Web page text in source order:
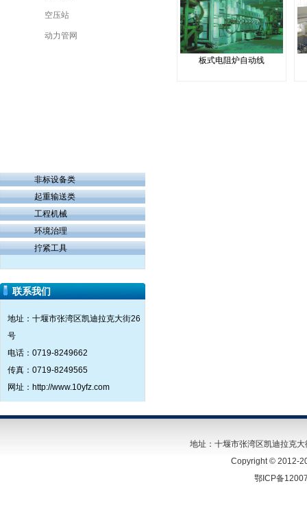
空压站
动力管网
非标设备类
起重输送类
工程机械
环境治理
拧紧工具
联系我们
地址：十堰市张湾区凯迪拉克大街26
号
电话：0719-8249662
传真：0719-8249565
网址：http://www.10yfz.com
板式电阻炉自动线
地址：十堰市张湾区凯迪拉克
Copyright © 2012-
鄂ICP备